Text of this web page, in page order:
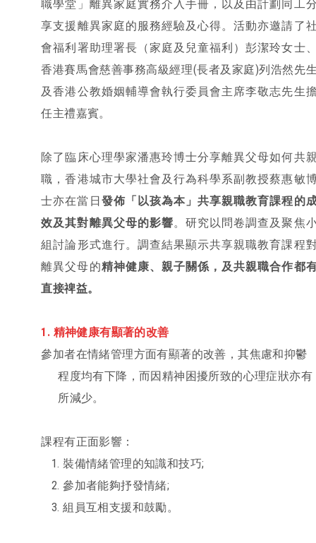
職學堂」離異家庭實務介入手冊，以及由計劃同工
享支援離異家庭的服務經驗及心得。活動亦邀請了
會福利署助理署長（家庭及兒童福利）彭潔玲女士
香港賽馬會慈善事務高級經理(長者及家庭)列浩然先
及香港公教婚姻輔導會執行委員會主席李敬志先生
任主禮嘉賓。
除了臨床心理學家潘惠玲博士分享離異父母如何共
職，香港城市大學社會及行為科學系副教授蔡惠敏
士亦在當日 發佈 「以孩為本」共享親職教育課程的
效及其對離異父母的影響。研究以問卷調查及聚焦
組討論形式進行。調查結果顯示共享親職教育課程
離異父母的精神健康、親子關係，及共親職合作都
直接禆益。
1. 精神健康有顯著的改善
參加者在情緒管理方面有顯著的改善，其焦慮和抑鬱
程度均有下降，而因精神困擾所致的心理症狀亦有
所減少。
課程有正面影響：
1. 裝備情緒管理的知識和技巧;
2. 參加者能夠抒發情緒;
3. 組員互相支援和鼓勵。